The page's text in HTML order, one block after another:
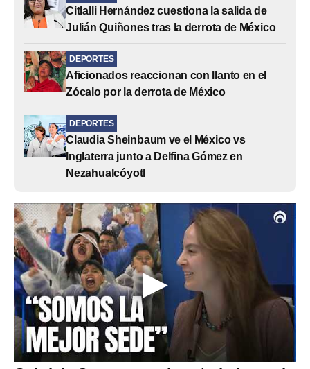
Citlalli Hernández cuestiona la salida de
Julián Quiñones tras la derrota de México
DEPORTES
Aficionados reaccionan con llanto en el
Zócalo por la derrota de México
DEPORTES
Claudia Sheinbaum ve el México vs
Inglaterra junto a Delfina Gómez en
Nezahualcóyotl